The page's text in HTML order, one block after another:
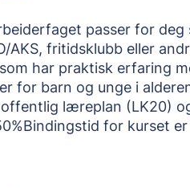
passer for
AKS, fritidsklubb eller
har praktisk erfaring
for barn og unge i
læreplan (LK20)
for kurset er